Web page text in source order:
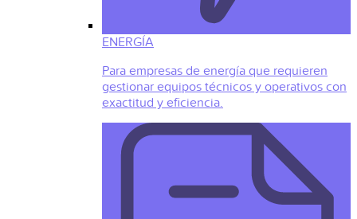
ENERGÍA
Para empresas de energía que requieren
gestionar equipos técnicos y operativos con
exactitud y eficiencia.